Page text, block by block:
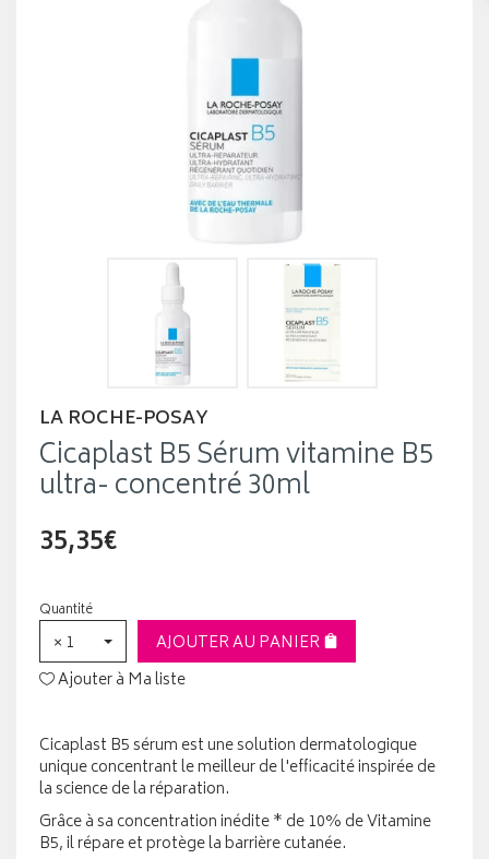
LA ROCHE-POSAY
Cicaplast B5 Sérum vitamine B5
ultra- concentré 30ml
35,35€
Quantité
× 1
AJOUTER AU PANIER
Ajouter à Ma liste
Cicaplast B5 sérum est une solution dermatologique
unique concentrant le meilleur de l'efficacité inspirée de
la science de la réparation.
Grâce à sa concentration inédite * de 10% de Vitamine
B5, il répare et protège la barrière cutanée.